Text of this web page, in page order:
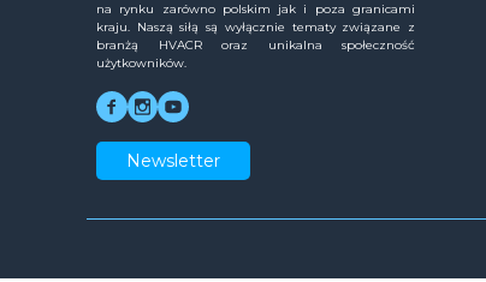
na rynku zarówno polskim jak i poza granicami
kraju. Naszą siłą są wyłącznie tematy związane z
branżą HVACR oraz unikalna społeczność
użytkowników.
Newsletter